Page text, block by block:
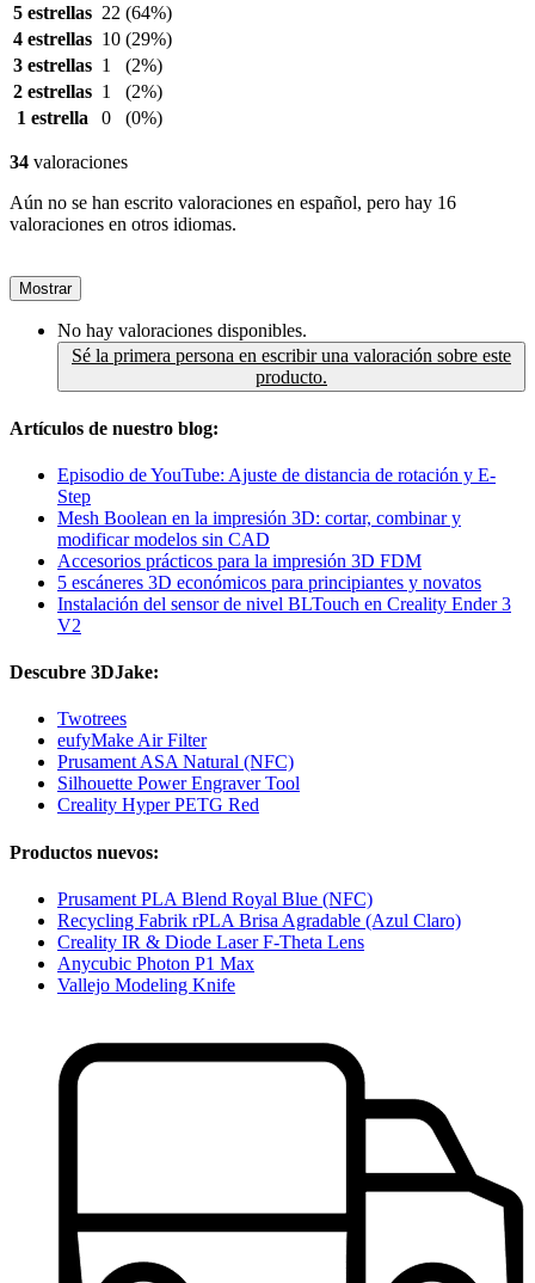
5 estrellas 22 (64%)
4 estrellas 10 (29%)
3 estrellas 1
(2%)
2 estrellas 1
(2%)
1 estrella
0 (0%)
34 valoraciones
Aún no se han escrito valoraciones en español, pero hay 16
valoraciones en otros idiomas.
Mostrar
No hay valoraciones disponibles.
Sé la primera persona en escribir una valoración sobre este
producto.
Artículos de nuestro blog:
Episodio de YouTube: Ajuste de distancia de rotación y E-
Step
Mesh Boolean en la impresión 3D: cortar, combinar y
modificar modelos sin CAD
Accesorios prácticos para la impresión 3D FDM
5 escáneres 3D económicos para principiantes y novatos
Instalación del sensor de nivel BLTouch en Creality Ender 3
V2
Descubre 3DJake:
Twotrees
eufyMake Air Filter
Prusament ASA Natural (NFC)
Silhouette Power Engraver Tool
Creality Hyper PETG Red
Productos nuevos:
Prusament PLA Blend Royal Blue (NFC)
Recycling Fabrik rPLA Brisa Agradable (Azul Claro)
Creality IR & Diode Laser F-Theta Lens
Anycubic Photon P1 Max
Vallejo Modeling Knife